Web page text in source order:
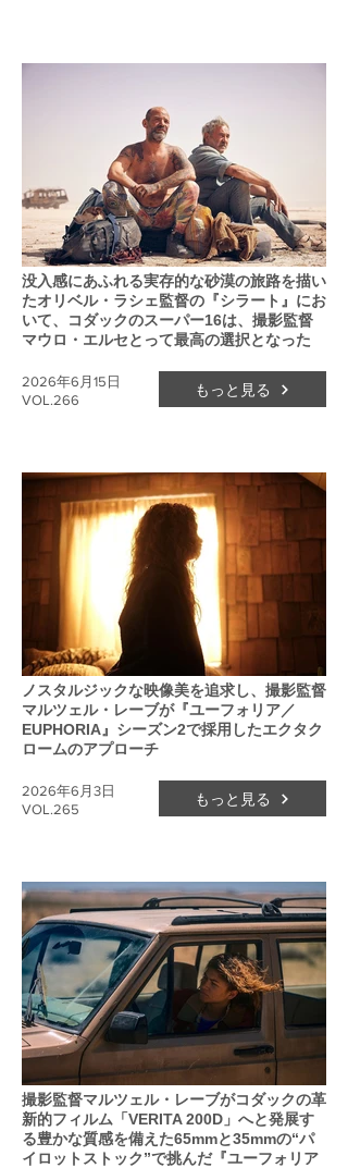
没入感にあふれる実存的な砂漠の旅路を描い
たオリベル・ラシェ監督の『シラート』にお
いて、コダックのスーパー16は、撮影監督
マウロ・エルセとって最高の選択となった
VOL.266
2026年6月15日 もっと見る
ノスタルジックな映像美を追求し、撮影監督
マルツェル・レーブが『ユーフォリア／
EUPHORIA』シーズン2で採用したエクタク
ロームのアプローチ
VOL.265
2026年6月3日 もっと見る
撮影監督マルツェル・レーブがコダックの革
新的フィルム「VERITA 200D」へと発展す
る豊かな質感を備えた65mmと35mmの“パ
イロットストック”で挑んだ『ユーフォリア